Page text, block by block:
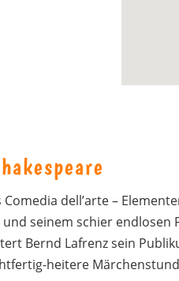
dell’arte –
seinem schier endlosen
Bernd Lafrenz sein
heitere